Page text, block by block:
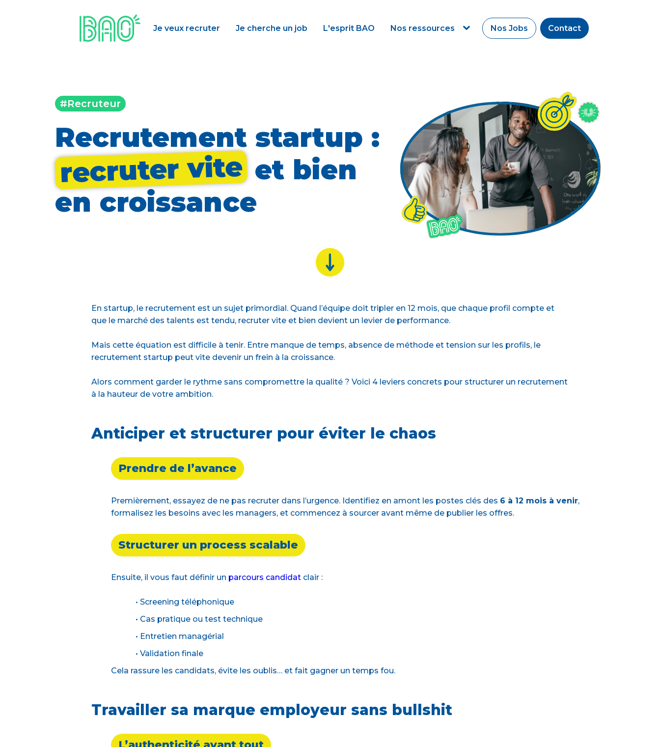
Je veux recruter Je cherche un job L'esprit BAO Nos ressources Nos Jobs Contact
#Recruteur
Recrutement startup :
recruter viteet bien
en croissance
En startup, le recrutement est un sujet primordial. Quand l’équipe doit tripler en 12 mois, que chaque profil compte et
que le marché des talents est tendu, recruter vite et bien devient un levier de performance.
Mais cette équation est difficile à tenir. Entre manque de temps, absence de méthode et tension sur les profils, le
recrutement startup peut vite devenir un frein à la croissance.
Alors comment garder le rythme sans compromettre la qualité ? Voici 4 leviers concrets pour structurer un recrutement
à la hauteur de votre ambition.
Anticiper et structurer pour éviter le chaos
Prendre de l’avance
Premièrement, essayez de ne pas recruter dans l’urgence. Identifiez en amont les postes clés des 6 à 12 mois à venir,
formalisez les besoins avec les managers, et commencez à sourcer avant même de publier les offres.
Structurer un process scalable
Ensuite, il vous faut définir un parcours candidat clair :
• Screening téléphonique
• Cas pratique ou test technique
• Entretien managérial
• Validation finale
Cela rassure les candidats, évite les oublis… et fait gagner un temps fou.
Travailler sa marque employeur sans bullshit